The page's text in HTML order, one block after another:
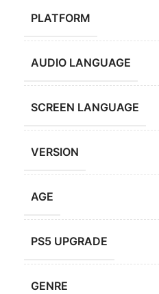
PLATFORM
AUDIO LANGUAGE
SCREEN LANGUAGE
VERSION
AGE
PS5 UPGRADE
GENRE